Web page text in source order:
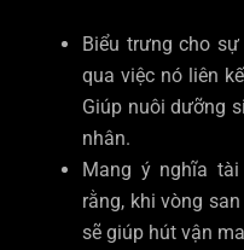
Biểu trưng cho
qua việc nó liên
Giúp nuôi dưỡng
nhân.
Mang ý nghĩa
rằng, khi vòng
sẽ giúp hút vận